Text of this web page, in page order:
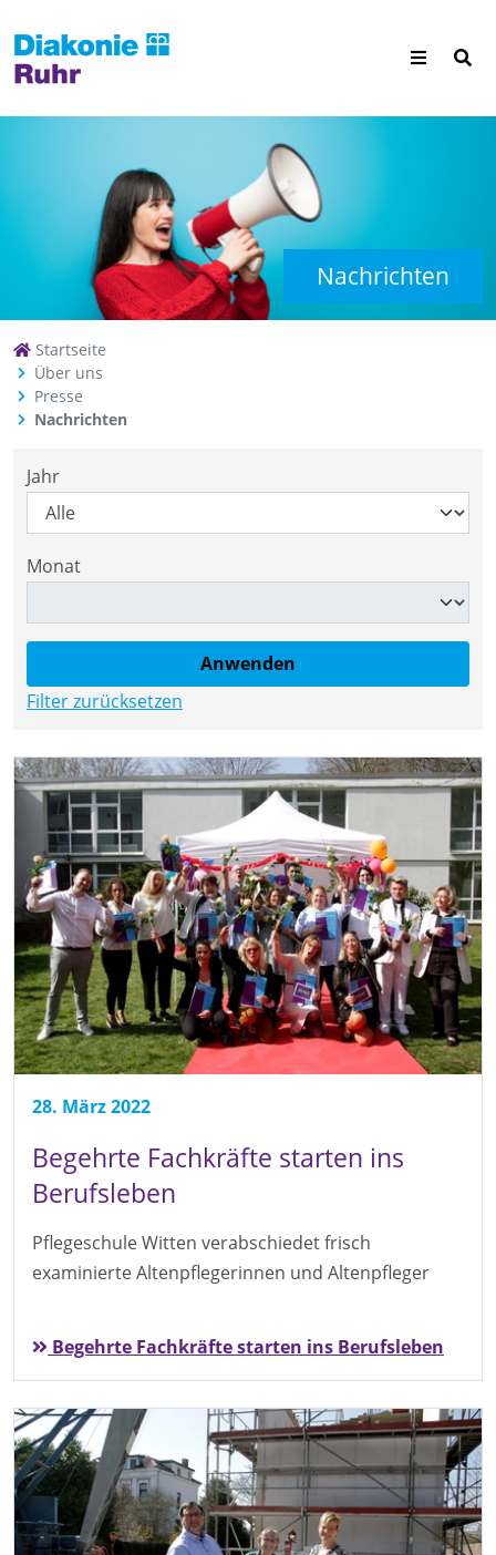
Nachrichten
Startseite
Über uns
Presse
Nachrichten
Jahr
Monat
Filter zurücksetzen
28. März 2022
Begehrte Fachkräfte starten ins
Berufsleben
Pflegeschule Witten verabschiedet frisch
examinierte Altenpflegerinnen und Altenpfleger
Begehrte Fachkräfte starten ins Berufsleben